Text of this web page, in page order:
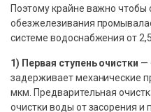
Поэтому крайне важно чтобы
обезжелезивания
системе водоснабжения от
1) Первая ступень очистки —
задерживает механические
мкм. Предварительная
очистки воды от засорения и